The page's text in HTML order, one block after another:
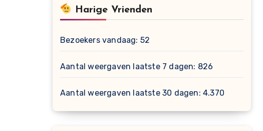
Harige Vrienden
Bezoekers vandaag: 52
Aantal weergaven laatste 7 dagen: 826
Aantal weergaven laatste 30 dagen: 4.370